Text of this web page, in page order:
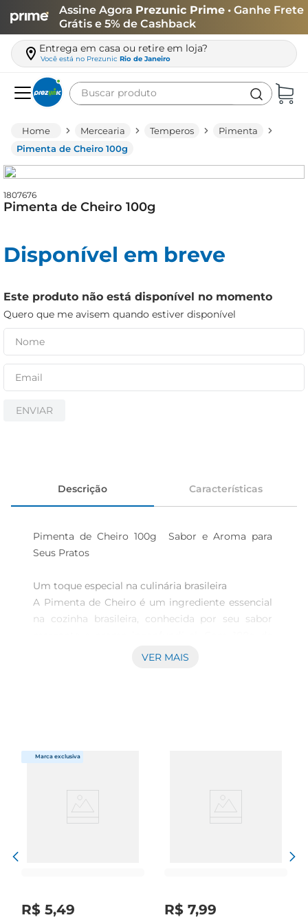
Assine Agora Prezunic Prime • Ganhe Frete
Grátis e 5% de Cashback
Entrega em casa ou retire em loja?
Você está no Prezunic Rio de Janeiro
Buscar produto
Mercearia Temperos
Pimenta
Pimenta de Cheiro 100g
1807676
Pimenta de Cheiro 100g
Disponível em breve
Este produto não está disponível no momento
Quero que me avisem quando estiver disponível
ENVIAR
Descrição Características
Pimenta de Cheiro 100g  Sabor e Aroma para
Seus Pratos
Um toque especial na culinária brasileira
A Pimenta de Cheiro é um ingrediente essencial
na cozinha brasileira, conhecida por seu sabor
pura essência, essa pimenta é perfeita para dar
pimentas.
A Pimenta de Cheiro se destaca por seu sabor
em grãos permite que você a utilize de acordo
VER MAIS
R$ 5,49 R$ 7,99
leite
queijo
azeite
iogurte
papel higiênico